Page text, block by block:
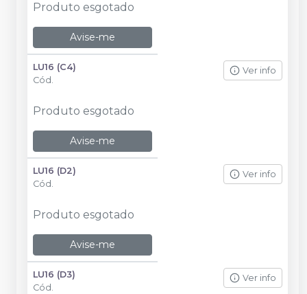
Produto esgotado
Avise-me
LU16 (C4)
Cód.
Ver info
Produto esgotado
Avise-me
LU16 (D2)
Cód.
Ver info
Produto esgotado
Avise-me
LU16 (D3)
Cód.
Ver info